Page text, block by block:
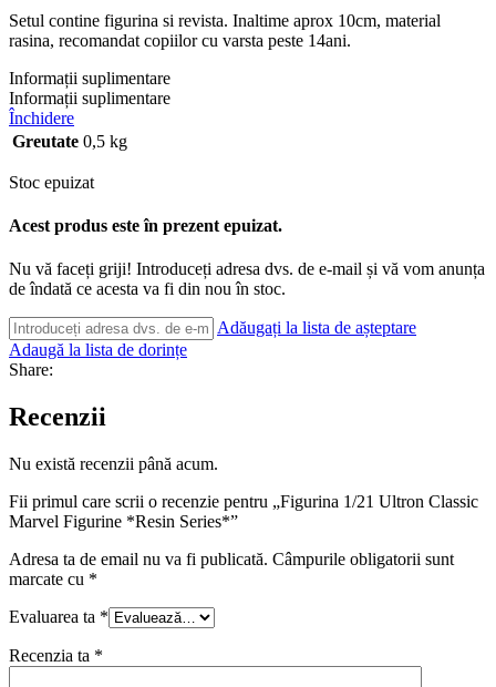
Setul contine figurina si revista. Inaltime aprox 10cm, material
rasina, recomandat copiilor cu varsta peste 14ani.
Informații suplimentare
Informații suplimentare
Închidere
Greutate 0,5 kg
Stoc epuizat
Acest produs este în prezent epuizat.
Nu vă faceți griji! Introduceți adresa dvs. de e-mail și vă vom anunța
de îndată ce acesta va fi din nou în stoc.
Adăugați la lista de așteptare
Adaugă la lista de dorințe
Share:
Recenzii
Nu există recenzii până acum.
Fii primul care scrii o recenzie pentru „Figurina 1/21 Ultron Classic
Marvel Figurine *Resin Series*”
Adresa ta de email nu va fi publicată. Câmpurile obligatorii sunt
marcate cu *
Evaluarea ta *
Recenzia ta *